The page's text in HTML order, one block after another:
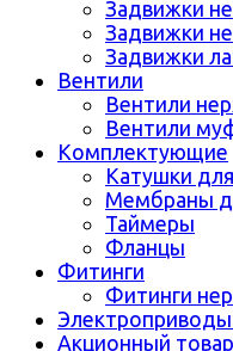
Задвижки
Задвижки
Задвижки
Вентили
Вентили
Вентили
Комплектующие
Катушки
Мембраны
Таймеры
Фланцы
Фитинги
Фитинги
Акционный товар